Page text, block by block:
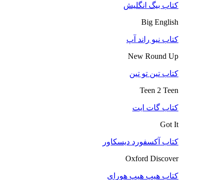
کتاب بیگ انگلیش
Big English
کتاب نیو راند آپ
New Round Up
کتاب تین تو تین
Teen 2 Teen
کتاب گات ایت
Got It
کتاب آکسفورد دیسکاور
Oxford Discover
کتاب هیپ هیپ هورای